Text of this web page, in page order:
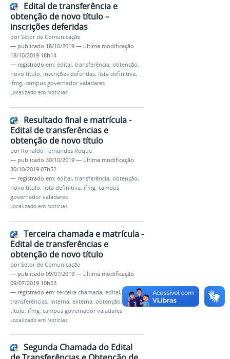
Edital de transferência e
obtenção de novo título –
inscrições deferidas
porSetor de Comunicação
— publicado 18/10/2019 — última modificação
18/10/2019 18h14
— registrado em: edital, transferência, obtenção,
novo título, inscrições deferidas, lista definitiva,
ifmg, campus governador valadares
Localizado em Notícias
Resultado final e matrícula -
Edital de transferências e
obtenção de novo título
por Ronaldo Fernandes Roque
— publicado 30/10/2019 — última modificação
30/10/2019 07h52
— registrado em: edital, transferência, obtenção,
novo título, lista definitiva, ifmg, campus
governador valadares
Localizado em Notícias
Terceira chamada e matrícula -
Edital de transferências e
obtenção de novo título
porSetor de Comunicação
— publicado 09/07/2019 — última modificação
09/07/2019 10h53
— registrado em: terceira chamada, edital,
transferências, interna, externa, obtenção,
novo
título, ifmg, campus governador valadares
Localizado em Notícias
Segunda Chamada do Edital